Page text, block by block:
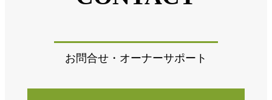
お問合せ・オーナーサポート